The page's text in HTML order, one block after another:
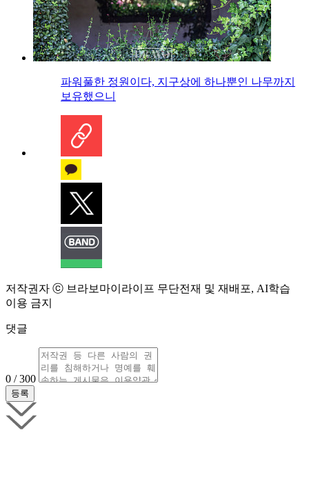
파워풀한 정원이다, 지구상에 하나뿐인 나무까지
보유했으니
저작권자 ⓒ 브라보마이라이프 무단전재 및 재배포, AI학습
이용 금지
댓글
0 / 300